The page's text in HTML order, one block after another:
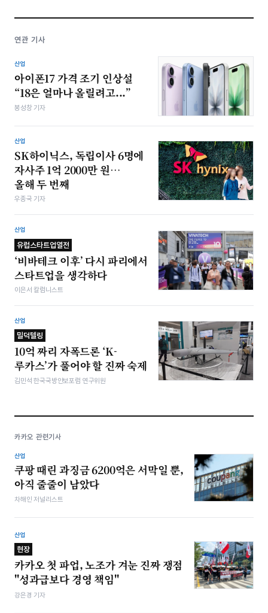
연관 기사
산업
아이폰17 가격 조기 인상설
“18은 얼마나 올릴려고...”
봉성창 기자
산업
SK하이닉스, 독립이사 6명에
자사주 1억 2000만 원…
올해 두 번째
우종국 기자
산업
유럽스타트업열전
‘비바테크 이후’ 다시 파리에서
스타트업을 생각하다
이은서 칼럼니스트
산업
밀덕텔링
10억 짜리 자폭드론 ‘K-
루카스’가 풀어야 할 진짜 숙제
김민석 한국국방안보포럼 연구위원
카카오 관련기사
산업
쿠팡 때린 과징금 6200억은 서막일 뿐,
아직 줄줄이 남았다
차해인 저널리스트
산업
현장
카카오 첫 파업, 노조가 겨눈 진짜 쟁점
"성과급보다 경영 책임"
강은경 기자